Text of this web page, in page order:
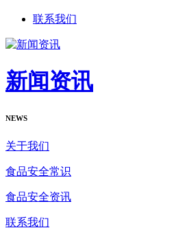
联系我们
新闻资讯
NEWS
关于我们
食品安全常识
食品安全资讯
联系我们